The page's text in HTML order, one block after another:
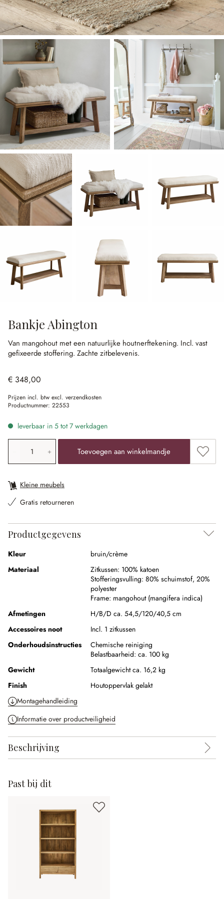
Bankje Abington
Van mangohout met een natuurlijke houtnerftekening. Incl. vast
gefixeerde stoffering. Zachte zitbelevenis.
€ 348,00
Prijzen incl. btw excl. verzendkosten
Productnummer: 22553
leverbaar in 5 tot 7 werkdagen
Producthoeveelheid: voer de gewenste waarde in of
Toevoegen aan winkelmandje
Kleine meubels
Gratis retourneren
Productgegevens
Kleur
bruin/crème
Materiaal
Zitkussen: 100% katoen
Stofferingsvulling: 80% schuimstof, 20%
polyester
Frame: mangohout (mangifera indica)
Afmetingen
H/B/D ca. 54,5/120/40,5 cm
Accessoires noot
Incl. 1 zitkussen
Onderhoudsinstructies
Chemische reiniging
Belastbaarheid: ca. 100 kg
Gewicht
Totaalgewicht ca. 16,2 kg
Finish
Houtoppervlak gelakt
Montagehandleiding
Informatie over productveiligheid
Beschrijving
Past bij dit